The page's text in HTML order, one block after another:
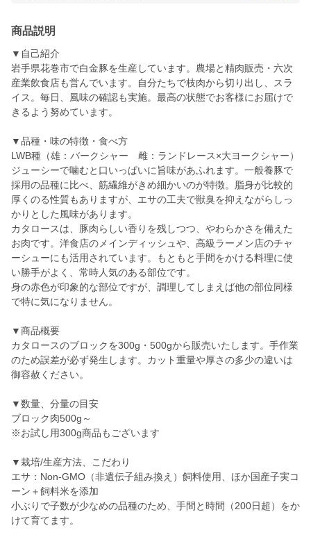
商品説明
▼自己紹介
岩手県花巻市で白金豚を生産しています。農場と精肉販売・六次
産業飲食店も営んでいます。自分たちで枝肉から切り出し、スラ
イス。毎日、風味の確認も実施。最高の状態でお客様にお届けで
きるよう努めています。
▼品種・味の特徴・食べ方
LWB種（雄：バークシャー 雌：ランドレース×大ヨークシャー）
ジューシーで噛むと口いっぱいに旨味があふれます。一般養豚で
採用の品種に比べ、筋繊維がきめ細かいのが特徴。脂身が比較的
厚くのる性質もありますが、エサの工夫で獣臭を抑えながらしっ
かりとした風味があります。
カタロースは、豚肉らしい香りを残しつつ、やわらかさを備えた
お肉です。洋食店のメインディッシュや、高級ラーメン店のチャ
ーシューにも活用されています。もともと手間をかける料理に使
い勝手がよく、常時人気のある部位です。
身の赤色が印象的な部位ですが、調理してしまえば他の部位同様
で特に気になりません。
▼商品概要
カタロースのブロックを300g・500gから販売いたします。手作業
のため誤差が必ず発生します。カット重量や厚さの多少の違いは
御容赦ください。
▼数量、分量の目安
ブロック肉500g～
※お試し用300g商品もございます
▼栽培/生産方法、こだわり
エサ：Non-GMO（非遺伝子組み換え）飼料使用、ほか国産子実コ
ーン＋飼料米を添加
小ぶりで子数が少なめの品種のため、手間と時間（200日超）をか
けて育てます。